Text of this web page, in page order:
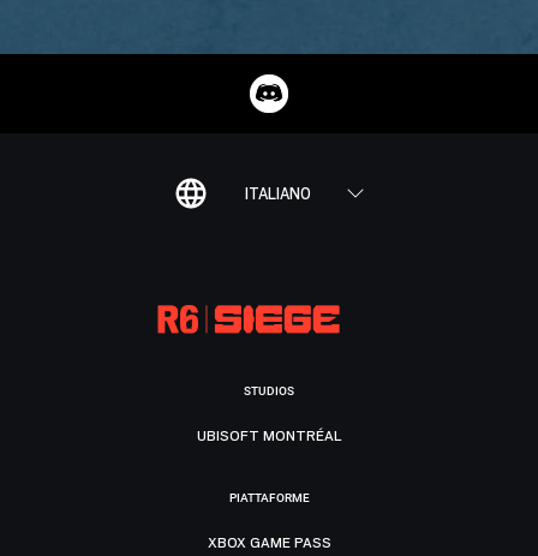
ITALIANO
STUDIOS
UBISOFT MONTRÉAL
PIATTAFORME
XBOX GAME PASS